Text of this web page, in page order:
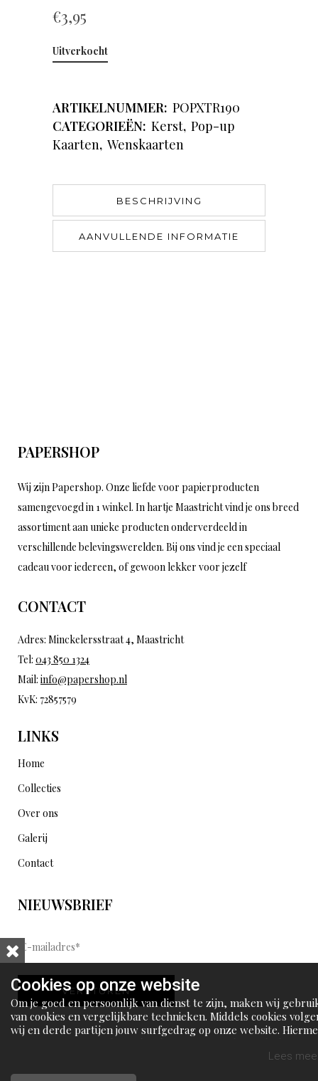
€3,95
Uitverkocht
ARTIKELNUMMER: POPXTR190
CATEGORIEËN: Kerst, Pop-up
Kaarten, Wenskaarten
BESCHRIJVING
AANVULLENDE INFORMATIE
PAPERSHOP
Wij zijn Papershop. Onze liefde voor papierproducten
samengevoegd in 1 winkel. In hartje Maastricht vind je ons breed
assortiment aan unieke producten onderverdeeld in
verschillende belevingswerelden. Bij ons vind je een speciaal
cadeau voor iedereen, of gewoon lekker voor jezelf
CONTACT
Adres: Minckelersstraat 4, Maastricht
Tel: 043 850 1324
Mail: info@papershop.nl
KvK: 72857579
LINKS
Home
Collecties
Over ons
Galerij
Contact
NIEUWSBRIEF
E
-
m
a
i
l
d
VERSTUREN
Cookies op onze website
Om je goed en persoonlijk van dienst te zijn, maken wij
van cookies en vergelijkbare technieken. Middels cookies
wij en derde partijen jouw surfgedrag op onze website.
Lees